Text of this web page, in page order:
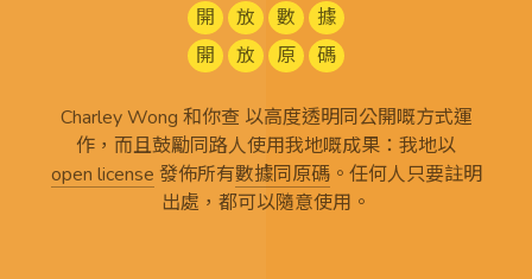
開 放 數
據
開
放 原 碼
Charley Wong 和你查 以高度透明同公開嘅方式運
作，而且鼓勵同路人使用我地嘅成果：我地以
open license 發佈所有數據同原碼。任何人只要註明
出處，都可以隨意使用。